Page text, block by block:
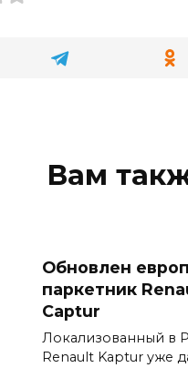
Вам
Обновлен
паркетник
Captur
Локализованный в
Renault Kaptur уже